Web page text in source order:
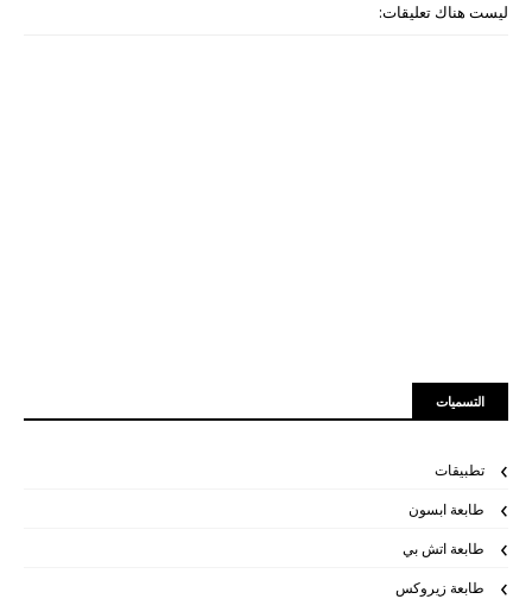
ليست هناك تعليقات:
التسميات
تطبيقات
طابعة ابسون
طابعة اتش بي
طابعة زيروكس